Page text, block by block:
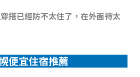
搭已經防不太住了，在外面待太
便宜住宿推薦